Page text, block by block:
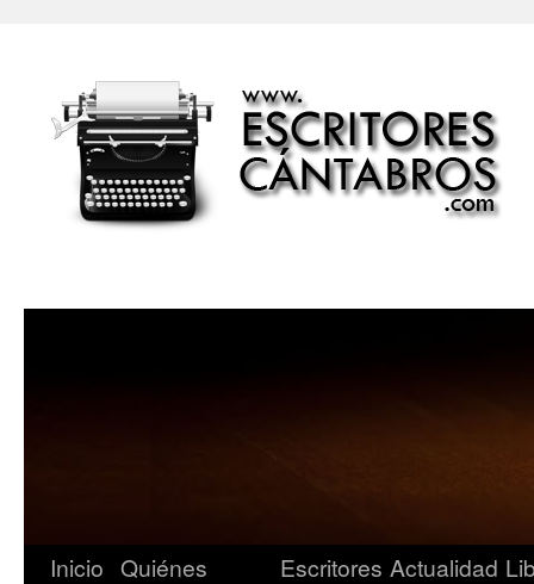
Inicio Quiénes
Escritores Actualidad